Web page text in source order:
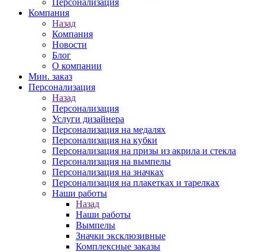
Персонализация
Компания
Назад
Компания
Новости
Блог
О компании
Мин. заказ
Персонализация
Назад
Персонализация
Услуги дизайнера
Персонализация на медалях
Персонализация на кубки
Персонализация на призы из акрила и стекла
Персонализация на вымпелы
Персонализация на значках
Персонализация на плакетках и тарелках
Наши работы
Назад
Наши работы
Вымпелы
Значки эксклюзивные
Комплексные заказы